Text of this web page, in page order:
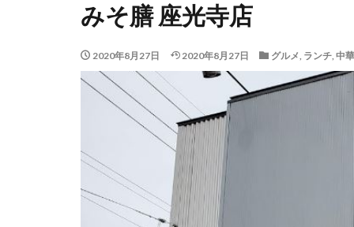
みそ膳 座光寺店
2020年8月27日 2020年8月27日 グルメ, ランチ, 中